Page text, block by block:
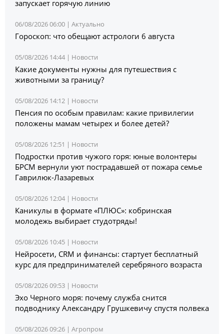
запускает горячую линию
06/08/2026 06:00 | Актуально
Гороскоп: что обещают астрологи 6 августа
05/08/2026 14:44 | Новости
Какие документы нужны для путешествия с
животными за границу?
05/08/2026 14:12 | Новости
Пенсия по особым правилам: какие привилегии
положены мамам четырех и более детей?
05/08/2026 12:51 | Новости
Подростки против чужого горя: юные волонтеры
БРСМ вернули уют пострадавшей от пожара семье
Гаврилюк-Лазаревых
05/08/2026 12:04 | Новости
Каникулы в формате «ПЛЮС»: кобринская
молодежь выбирает студотряды!
05/08/2026 10:45 | Новости
Нейросети, CRM и финансы: стартует бесплатный
курс для предпринимателей серебряного возраста
05/08/2026 09:53 | Новости
Эхо Черного моря: почему служба снится
подводнику Александру Грушкевичу спустя полвека
05/08/2026 09:26 | Агропром